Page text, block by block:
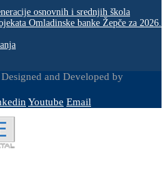
osnovnih i srednjih škola
Omladinske banke Žepče za 2026.
and Developed by
Youtube Email